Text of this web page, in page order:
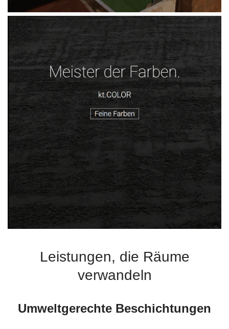
Leistungen, die Räume
verwandeln
Umweltgerechte Beschichtungen